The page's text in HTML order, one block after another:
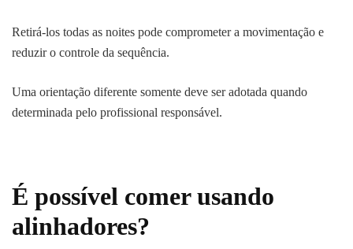
Retirá-los todas as noites pode comprometer a movimentação e
reduzir o controle da sequência.
Uma orientação diferente somente deve ser adotada quando
determinada pelo profissional responsável.
É possível comer usando
alinhadores?